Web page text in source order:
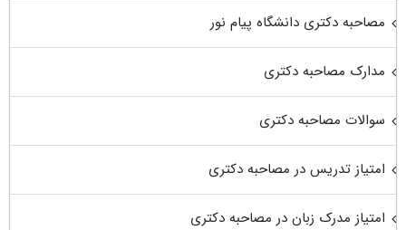
مصاحبه دکتری دانشگاه پیام نور
مدارک مصاحبه دکتری
سوالات مصاحبه دکتری
امتیاز تدریس در مصاحبه دکتری
امتیاز مدرک زبان در مصاحبه دکتری